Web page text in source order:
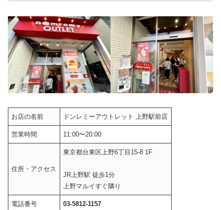
お店の名前 ドンレミーアウトレット 上野駅前店
営業時間 11:00〜20:00
住所・アクセス
東京都台東区上野6丁目15-8 1F
JR上野駅 徒歩1分
上野マルイすぐ隣り
電話番号 03-5812-1157